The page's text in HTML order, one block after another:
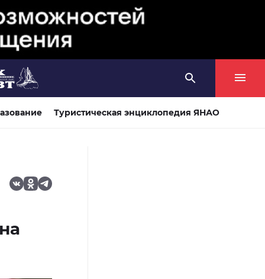
Туристическая энциклопедия ЯНАО